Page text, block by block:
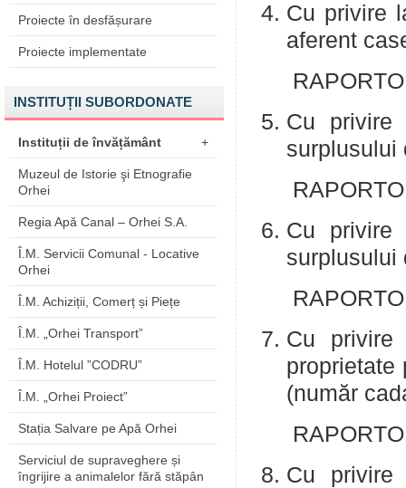
Proiecte în desfășurare
Proiecte implementate
INSTITUȚII SUBORDONATE
Instituții de învățământ +
Muzeul de Istorie şi Etnografie
Orhei
Regia Apă Canal – Orhei S.A.
Î.M. Servicii Comunal - Locative
Orhei
Î.M. Achiziții, Comerț și Piețe
Î.M. „Orhei Transport”
Î.M. Hotelul ”CODRU”
Î.M. „Orhei Proiect”
Stația Salvare pe Apă Orhei
Serviciul de supraveghere și
îngrijire a animalelor fără stăpân
Cu privire
aferent
Cu privire
surplusului
Cu privire
surplusului
Cu
proprietate
(număr
Cu